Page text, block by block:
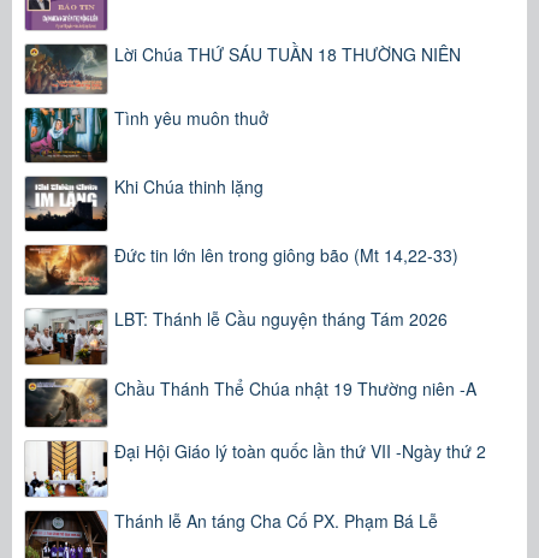
Lời Chúa THỨ SÁU TUẦN 18 THƯỜNG NIÊN
Tình yêu muôn thuở
Khi Chúa thinh lặng
Đức tin lớn lên trong giông bão (Mt 14,22-33)
LBT: Thánh lễ Cầu nguyện tháng Tám 2026
Chầu Thánh Thể Chúa nhật 19 Thường niên -A
Đại Hội Giáo lý toàn quốc lần thứ VII -Ngày thứ 2
Thánh lễ An táng Cha Cố PX. Phạm Bá Lễ